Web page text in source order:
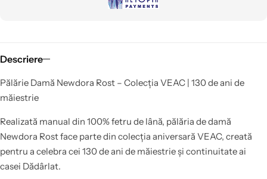
Descriere
Pălărie Damă Newdora Rost – Colecția VEAC | 130 de ani de
măiestrie
Realizată manual din 100% fetru de lână, pălăria de damă
Newdora Rost face parte din colecția aniversară VEAC, creată
pentru a celebra cei 130 de ani de măiestrie și continuitate ai
casei Dădârlat.